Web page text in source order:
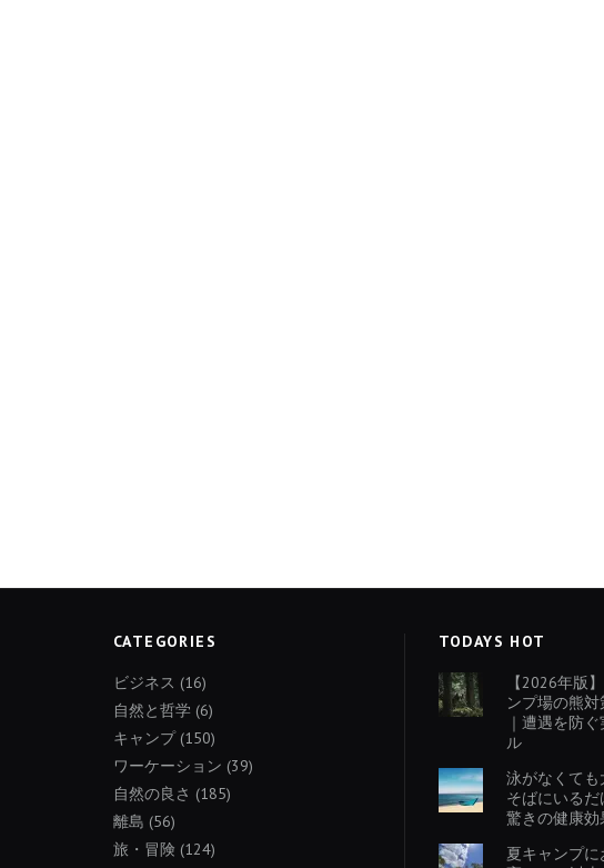
CATEGORIES
ビジネス (16)
自然と哲学 (6)
キャンプ(150)
ワーケーション (39)
自然の良さ (185)
離島 (56)
旅・冒険 (124)
TODAYS HOT
【2026年版
ンプ場の熊
｜遭遇を防
ル
泳がなくて
そばにいる
驚きの健康効
夏キャンプ